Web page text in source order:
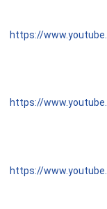
https://
https://
https://